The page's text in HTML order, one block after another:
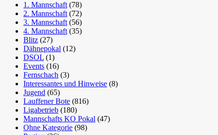
1. Mannschaft (78)
2. Mannschaft (72)
3. Mannschaft (56)
4. Mannschaft (35)
Blitz (27)
Dähnepokal (12)
DSOL (1)
Events (16)
Fernschach (3)
Interessantes und Hinweise (8)
Jugend (65)
Lauffener Bote (816)
Ligabetrieb (180)
Mannschafts KO Pokal (47)
Ohne Kategorie (98)